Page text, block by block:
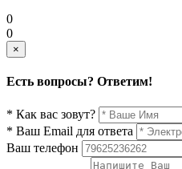
0
0
×
Есть вопросы? Ответим!
* Как вас зовут?
* Ваш Email для ответа
Ваш телефон